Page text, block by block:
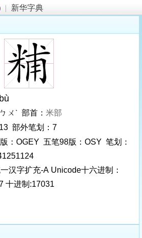
|
新华字典
bù
ㄨˋ 部首： 米部
部外笔划：7
：OGEY 五笔98版：OSY 笔划：
汉字扩充-A Unicode十六进制：
十进制:17031